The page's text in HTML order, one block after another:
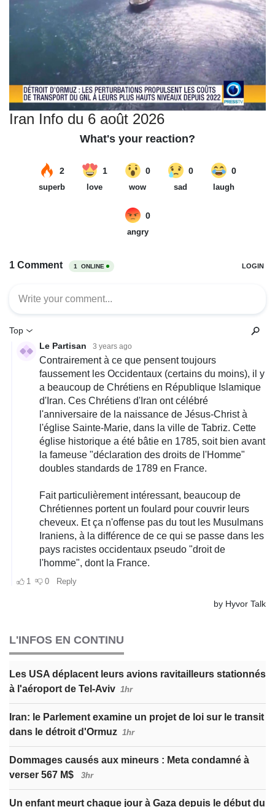
Iran Info du 6 août 2026
L'INFOS EN CONTINU
Les USA déplacent leurs avions ravitailleurs stationnés
à l'aéroport de Tel-Aviv 1hr
Iran: le Parlement examine un projet de loi sur le transit
dans le détroit d'Ormuz 1hr
Dommages causés aux mineurs : Meta condamné à
verser 567 M$
3hr
Un enfant meurt chaque jour à Gaza depuis le début du